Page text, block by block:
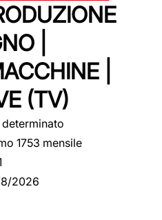
|
|
(TV)
1753 mensile
2026